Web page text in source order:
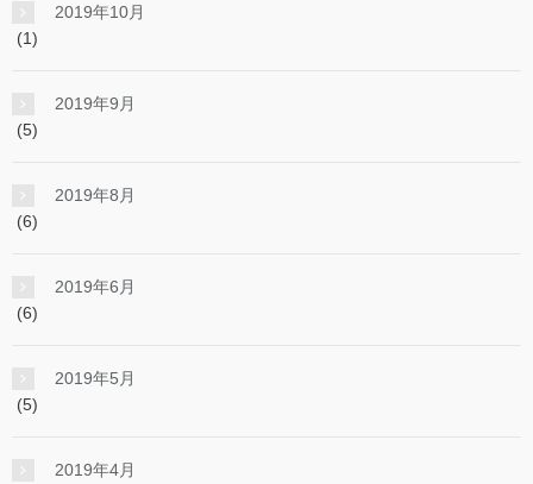
2019年10月
(1)
2019年9月
(5)
2019年8月
(6)
2019年6月
(6)
2019年5月
(5)
2019年4月